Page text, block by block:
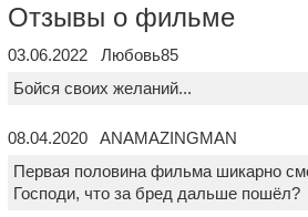
Отзывы о фильме
03.06.2022 Любовь85
Бойся своих желаний...
08.04.2020 ANAMAZINGMAN
Первая половина фильма шикарно
Господи, что за бред дальше пошёл?